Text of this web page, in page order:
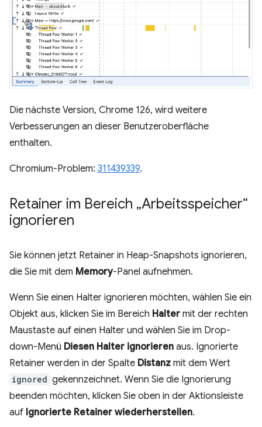
Die nächste Version, Chrome 126, wird weitere
Verbesserungen an dieser Benutzeroberfläche
enthalten.
Chromium-Problem: 311439339.
Retainer im Bereich „Arbeitsspeicher“
ignorieren
Sie können jetzt Retainer in Heap-Snapshots ignorieren,
die Sie mit dem Memory-Panel aufnehmen.
Wenn Sie einen Halter ignorieren möchten, wählen Sie ein
Objekt aus, klicken Sie im Bereich Halter mit der rechten
Maustaste auf einen Halter und wählen Sie im Drop-
down-Menü Diesen Halter ignorieren aus. Ignorierte
Retainer werden in der Spalte Distanz mit dem Wert
ignored gekennzeichnet. Wenn Sie die Ignorierung
beenden möchten, klicken Sie oben in der Aktionsleiste
auf Ignorierte Retainer wiederherstellen.